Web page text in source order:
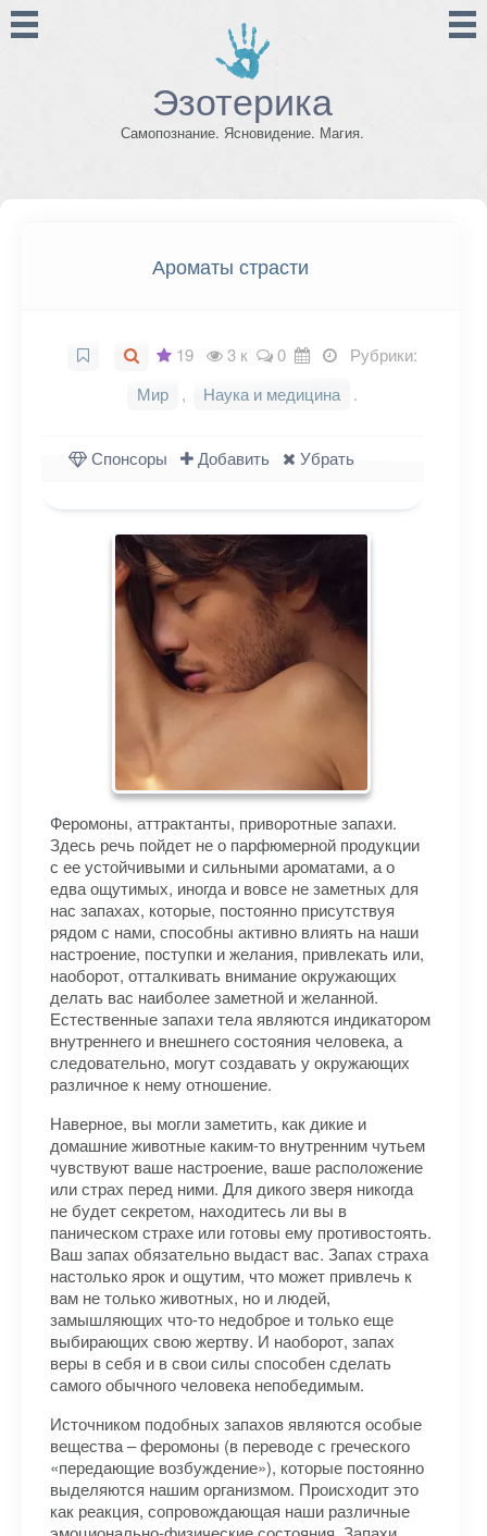
Эзотерика
Самопознание. Ясновидение. Магия.
Ароматы страсти
19 3 к 0
Рубрики:
Мир
, Наука и медицина .
Спонсоры Добавить Убрать
Феромоны, аттрактанты, приворотные запахи.
Здесь речь пойдет не о парфюмерной продукции
с ее устойчивыми и сильными ароматами, а о
едва ощутимых, иногда и вовсе не заметных для
нас запахах, которые, постоянно присутствуя
рядом с нами, способны активно влиять на наши
настроение, поступки и желания, привлекать или,
наоборот, отталкивать внимание окружающих
делать вас наиболее заметной и желанной.
Естественные запахи тела являются индикатором
внутреннего и внешнего состояния человека, а
следовательно, могут создавать у окружающих
различное к нему отношение.
Наверное, вы могли заметить, как дикие и
домашние животные каким-то внутренним чутьем
чувствуют ваше настроение, ваше расположение
или страх перед ними. Для дикого зверя никогда
не будет секретом, находитесь ли вы в
паническом страхе или готовы ему противостоять.
Ваш запах обязательно выдаст вас. Запах страха
настолько ярок и ощутим, что может привлечь к
вам не только животных, но и людей,
замышляющих что-то недоброе и только еще
выбирающих свою жертву. И наоборот, запах
веры в себя и в свои силы способен сделать
самого обычного человека непобедимым.
Источником подобных запахов являются особые
вещества – феромоны (в переводе с греческого
«пе­редающие возбуждение»), которые постоянно
выделяются нашим организмом. Происходит это
как реакция, сопровождающая наши различные